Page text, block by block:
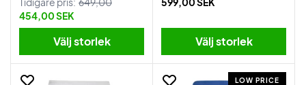
454,00 SEK
Välj storlek Välj storlek
LOW PRICE